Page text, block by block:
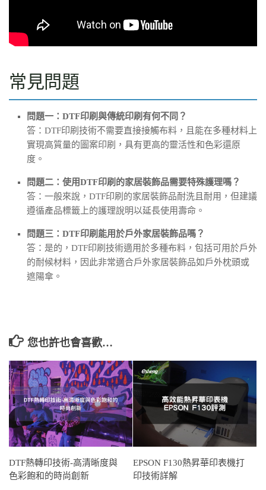
常見問題
問題一：DTF印刷與傳統印刷有何不同？
答：DTF印刷技術不需要直接接觸布料，且能在多種材料上
實現高質量的圖案印刷，具有更高的靈活性和色彩還原
度。
問題二：使用DTF印刷的家居裝飾品需要特殊護理嗎？
答：一般來說，DTF印刷的家居裝飾品耐洗且耐用，但建議
遵循產品標籤上的護理說明以延長使用壽命。
問題三：DTF印刷能用於戶外家居裝飾品嗎？
答：是的，DTF印刷技術適用於多種布料，包括可用於戶外
的耐候材料，因此非常適合戶外家居裝飾品如戶外枕頭或
遮陽傘。
您也許也會喜歡…
DTF熱轉印技術-高清晰度與
色彩飽和的時尚創新
EPSON F130熱昇華印表機打
印技術詳解